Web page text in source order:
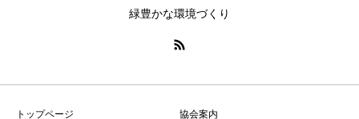
緑豊かな環境づくり
トップページ 協会案内